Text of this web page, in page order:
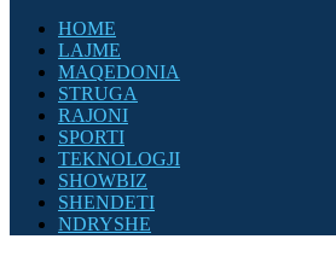
HOME
LAJME
MAQEDONIA
STRUGA
RAJONI
SPORTI
TEKNOLOGJI
SHOWBIZ
SHENDETI
NDRYSHE